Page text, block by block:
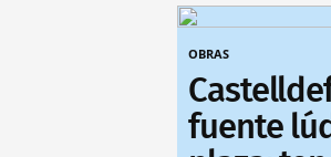
OBRAS
fuente